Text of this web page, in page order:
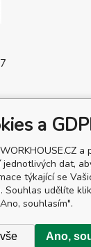
2026
a
dat,
týkající se
Souhlas udělíte
souhlasím".
Ano,